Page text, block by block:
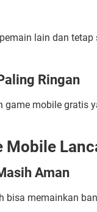
lain dan tetap
Ringan
game mobile gratis
Aman
bisa memainkan